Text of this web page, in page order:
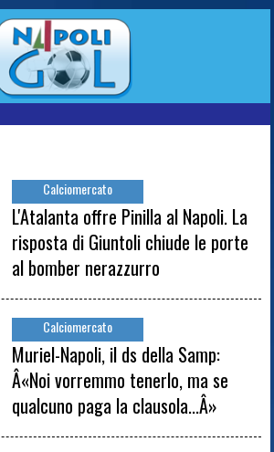
Calciomercato
L'Atalanta offre Pinilla al Napoli. La
risposta di Giuntoli chiude le porte
al bomber nerazzurro
Calciomercato
Muriel-Napoli, il ds della Samp:
Â«Noi vorremmo tenerlo, ma se
qualcuno paga la clausola...Â»